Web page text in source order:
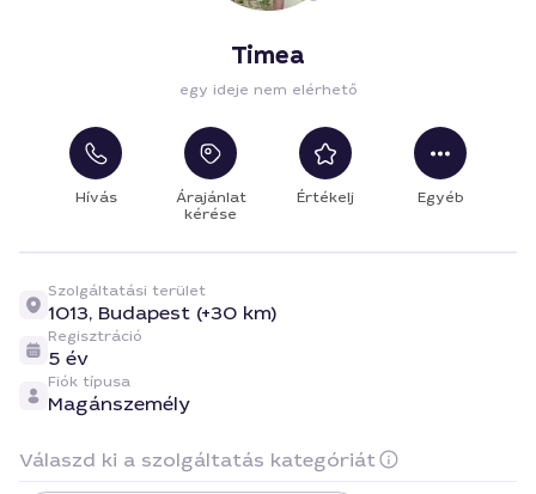
Timea
egy ideje nem elérhető
Hívás
Árajánlat
kérése
Értékelj Egyéb
Szolgáltatási terület
1013, Budapest (+30 km)
Regisztráció
5 év
Fiók típusa
Magánszemély
Válaszd ki a szolgáltatás kategóriát